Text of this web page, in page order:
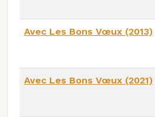
Avec Les Bons Vœux (2013)
Avec Les Bons Vœux (2021)